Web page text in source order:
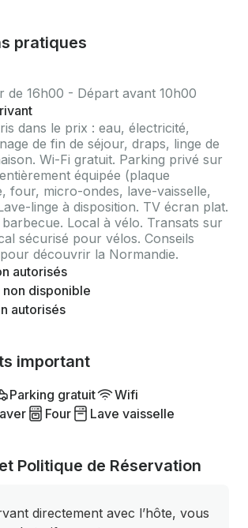
pratiques
de 16h00 - Départ avant 10h00
dans le prix : eau, électricité,
de fin de séjour, draps, linge de
Wi-Fi gratuit. Parking privé sur
équipée (plaque
four, micro-ondes, lave-vaisselle,
linge à disposition. TV écran plat.
Local à vélo. Transats sur
sécurisé pour vélos. Conseils
découvrir la Normandie.
autorisés
non disponible
autorisés
important
Parking gratuit
Wifi
Four Lave vaisselle
Politique de Réservation
directement avec l’hôte, vous